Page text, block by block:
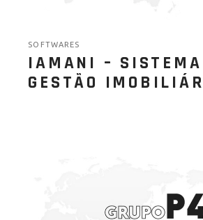
SOFTWARES
IAMANI – SISTEMA
GESTÃO